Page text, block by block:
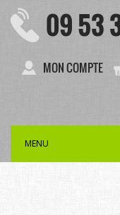
09 53
MON COMPTE
MENU